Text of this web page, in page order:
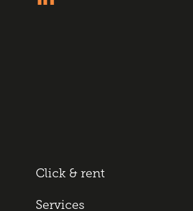
Click & rent
Services